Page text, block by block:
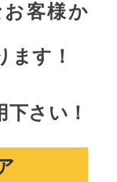
客様か
ます！
さい！